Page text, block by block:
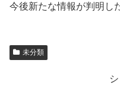
今後新たな情報が判明し
未分類